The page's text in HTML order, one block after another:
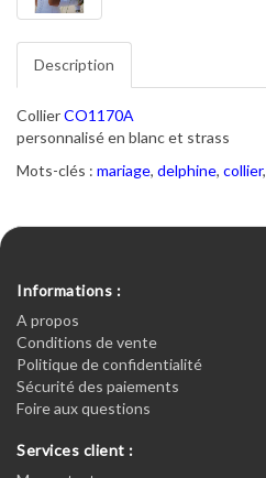
Description
CollierCO1170A
personnalisé en blanc et strass
Mots-clés : mariage, delphine, collier,
Informations :
A propos
Conditions de vente
Politique de confidentialité
Sécurité des paiements
Foire aux questions
Services client :